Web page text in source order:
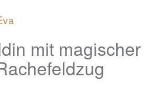
mit magischer